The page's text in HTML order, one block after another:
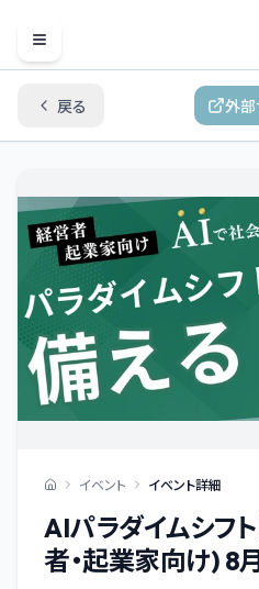
Open menu
戻る 外部
イベント イベント詳細
AIパラダイムシフ
者・起業家向け) 8